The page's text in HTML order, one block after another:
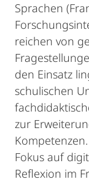
Sprachen
reichen von
den Einsatz
schulischen
zur
Fokus auf
Reflexion im